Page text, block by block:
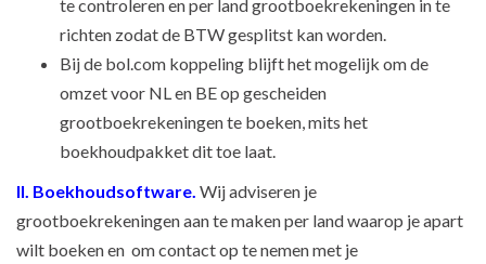
te controleren en per land grootboekrekeningen in te
richten zodat de BTW gesplitst kan worden.
Bij de bol.com koppeling blijft het mogelijk om de
omzet voor NL en BE op gescheiden
grootboekrekeningen te boeken, mits het
boekhoudpakket dit toe laat.
II. Boekhoudsoftware. Wij adviseren je
grootboekrekeningen aan te maken per land waarop je apart
wilt boeken en om contact op te nemen met je